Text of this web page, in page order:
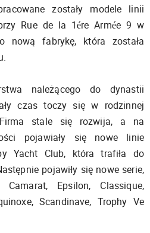
zostały modele linii
Rue de la 1ére Armée 9 w
nową fabrykę, która została
należącego do dynastii
czas toczy się w rodzinnej
stale się rozwija, a na
pojawiały się nowe linie
Yacht Club, która trafiła do
pojawiły się nowe serie,
Epsilon, Classique,
Scandinave, Trophy Ve